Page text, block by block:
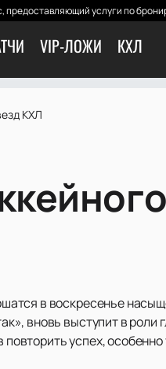
услуги по
VIP-ЛОЖИ КХЛ
КХЛ
в воскресенье
вновь выступит в роли
успех,